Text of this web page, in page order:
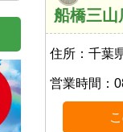
船橋三山
住所： 千葉
営業時間：